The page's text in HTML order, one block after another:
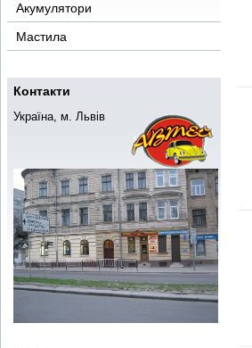
Акумулятори
Мастила
Контакти
Україна, м. Львів